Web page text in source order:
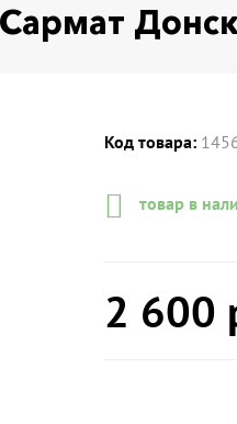
Код товара:
товар в
2 600